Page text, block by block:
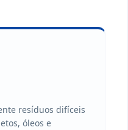
resíduos difíceis
óleos e